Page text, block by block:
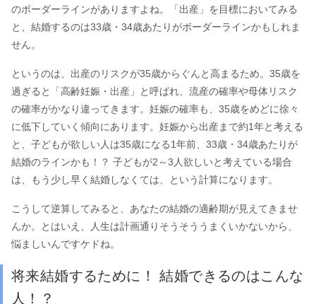
のボーダーラインがありますよね。「出産」を目標においてみる
と、結婚するのは33歳・34歳あたりがボーダーラインかもしれま
せん。
というのは、出産のリスクが35歳からぐんと高まるため。35歳を
過ぎると「高齢妊娠・出産」と呼ばれ、流産の確率や母体リスク
の確率がかなり違ってきます。妊娠の確率も、35歳をめどに徐々
に低下していく傾向にあります。妊娠から出産まで約1年と考える
と、子どもが欲しい人は35歳になる1年前、33歳・34歳あたりが
結婚のラインかも！？ 子どもが2～3人欲しいと考えている場合
は、もう少し早く結婚しなくては、という計算になります。
こうして逆算してみると、あなたの結婚の適齢期が見えてきませ
んか。とはいえ、人生は計画通りそうそううまくいかないから、
悩ましいんですケドね。
将来結婚するために！ 結婚できるのはこんな
人！？